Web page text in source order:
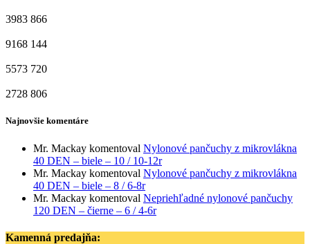
3983 866
9168 144
5573 720
2728 806
Najnovšie komentáre
Mr. Mackay komentoval Nylonové pančuchy z mikrovlákna
40 DEN – biele – 10 / 10-12r
Mr. Mackay komentoval Nylonové pančuchy z mikrovlákna
40 DEN – biele – 8 / 6-8r
Mr. Mackay komentoval Nepriehľadné nylonové pančuchy
120 DEN – čierne – 6 / 4-6r
Kamenná predajňa: